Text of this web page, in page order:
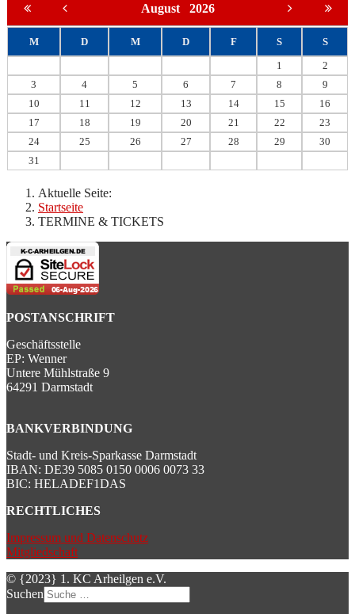
August 2026
M D M D F S
S
1
2
3
4 5 6 7 8
9
10
11 12 13 14 15
16
17
18 19 20 21 22
23
24
25 26 27 28 29
30
31
Aktuelle Seite:
Startseite
TERMINE & TICKETS
POSTANSCHRIFT
Geschäftsstelle
EP: Wenner
Untere Mühlstraße 9
64291 Darmstadt
BANKVERBINDUNG
Stadt- und Kreis-Sparkasse Darmstadt
IBAN: DE39 5085 0150 0006 0073 33
BIC: HELADEF1DAS
RECHTLICHES
Impressum und Datenschutz
Mitgliedschaft
© {2023} 1. KC Arheilgen e.V.
Suchen